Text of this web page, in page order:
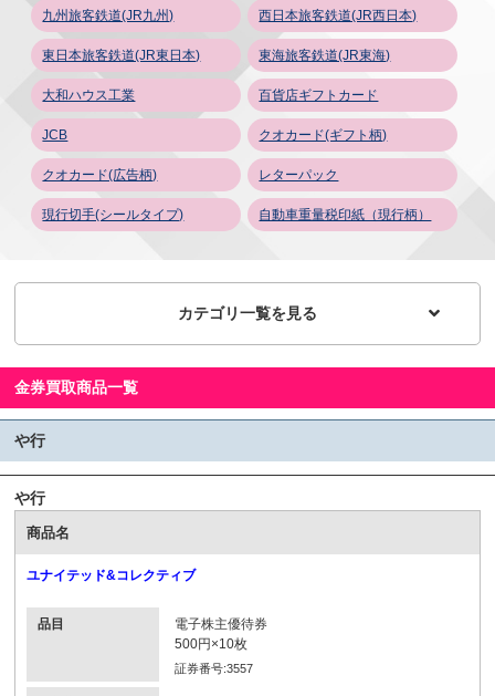
九州旅客鉄道(JR九州) 西日本旅客鉄道(JR西日本)
東日本旅客鉄道(JR東日本) 東海旅客鉄道(JR東海)
大和ハウス工業 百貨店ギフトカード
JCB クオカード(ギフト柄)
クオカード(広告柄) レターパック
現行切手(シールタイプ) 自動車重量税印紙（現行柄）
カテゴリ一覧を見る
金券買取商品一覧
や行
や行
商品名
ユナイテッド&コレクティブ
品目
電子株主優待券
500円×10枚
証券番号:3557